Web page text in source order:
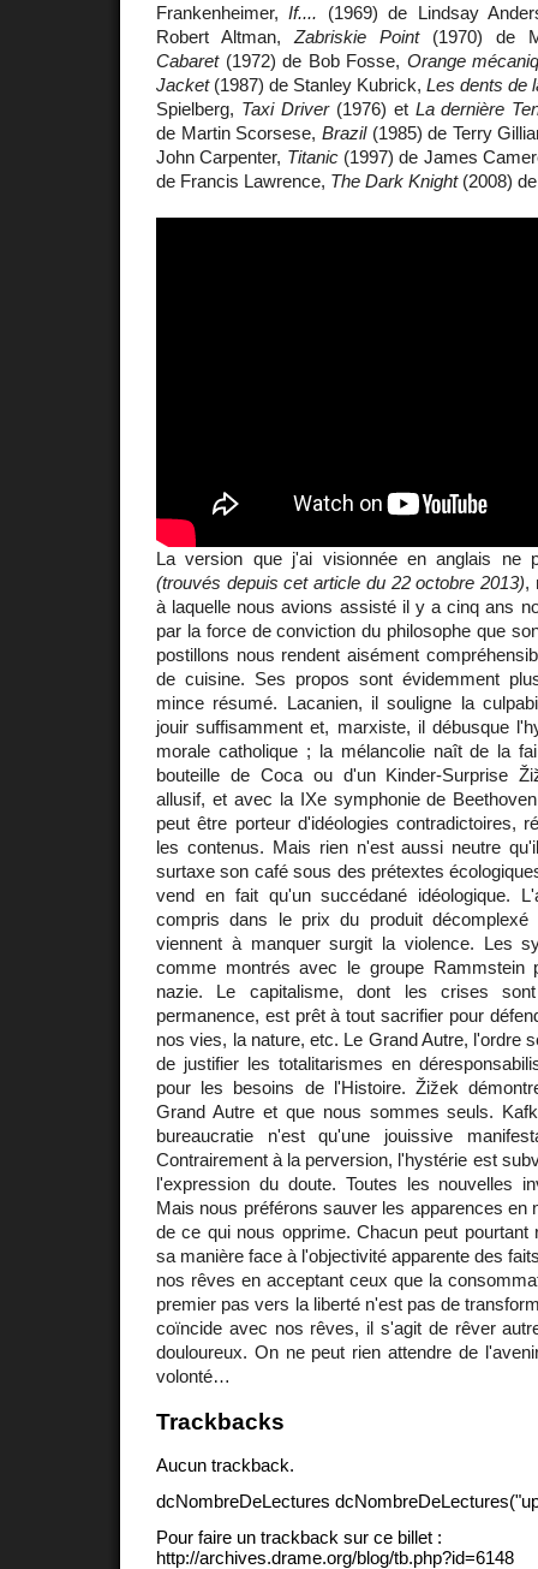
Frankenheimer,If.... (1969) de Lindsay
Robert Altman, Zabriskie Point(1970) de
Cabaret(1972) de Bob Fosse, Orange
Jacket(1987) de Stanley Kubrick, Les dents de
Spielberg, Taxi Driver(1976) et La dernière
de Martin Scorsese, Brazil(1985) de Terry
John Carpenter, Titanic(1997) de James
de Francis Lawrence, The Dark Knight(2008)
La version que j'ai visionnée en anglais ne
(trouvés depuis cet article du 22 octobre 2013),
à laquelle nous avions assisté il y a cinq ans
par la force de conviction du philosophe que
postillons nous rendent aisément
de cuisine. Ses propos sont évidemment
mince résumé. Lacanien, il souligne la
jouir suffisamment et, marxiste, il débusque
morale catholique ; la mélancolie naît de la
bouteille de Coca ou d'un Kinder-Surprise
allusif, et avec la IXe symphonie de
peut être porteur d'idéologies contradictoires,
les contenus. Mais rien n'est aussi neutre
surtaxe son café sous des prétextes
vend en fait qu'un succédané idéologique.
compris dans le prix du produit
viennent à manquer surgit la violence. Les
comme montrés avec le groupe Rammstein
nazie. Le capitalisme, dont les crises
permanence, est prêt à tout sacrifier pour
nos vies, la nature, etc. Le Grand Autre, l'ordre
de justifier les totalitarismes en
pour les besoins de l'Histoire. Žižek
Grand Autre et que nous sommes seuls.
bureaucratie n'est qu'une jouissive
Contrairement à la perversion, l'hystérie est
l'expression du doute. Toutes les nouvelles
Mais nous préférons sauver les apparences en
de ce qui nous opprime. Chacun peut pourtant
sa manière face à l'objectivité apparente des
nos rêves en acceptant ceux que la
premier pas vers la liberté n'est pas de
coïncide avec nos rêves, il s'agit de rêver
douloureux. On ne peut rien attendre de
volonté…
Trackbacks
Aucun trackback.
dcNombreDeLectures
Pour faire un trackback sur ce billet :
http://archives.drame.org/blog/tb.php?id=6148